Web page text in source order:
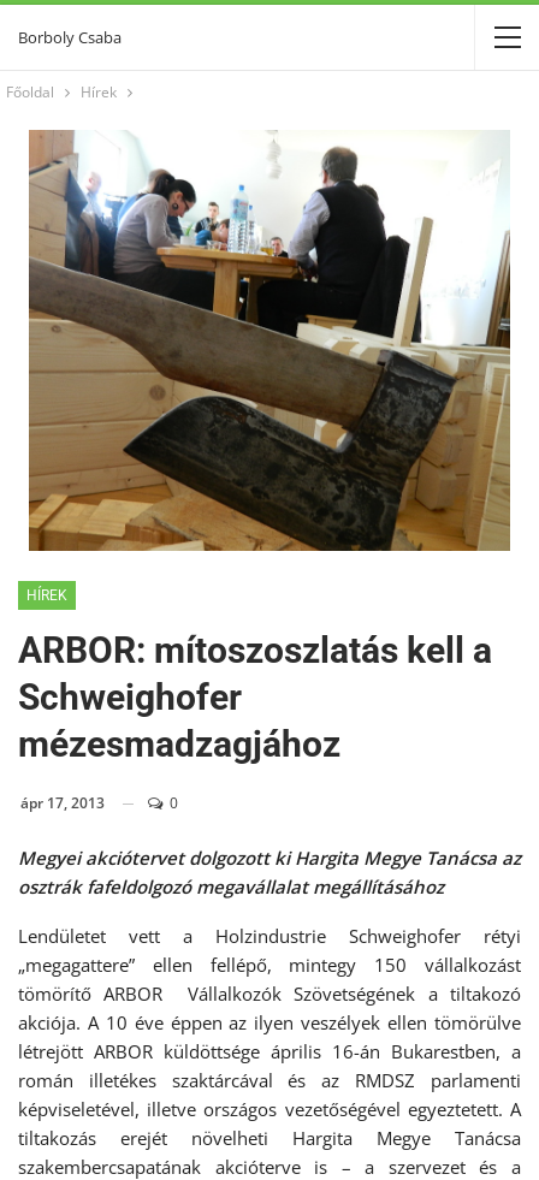
Borboly Csaba
Főoldal Hírek
HÍREK
ARBOR: mítoszoszlatás kell a
Schweighofer
mézesmadzagjához
ápr 17, 2013 0
Megyei akciótervet dolgozott ki Hargita Megye Tanácsa az
osztrák fafeldolgozó megavállalat megállításához
Lendületet vett a Holzindustrie Schweighofer rétyi
„megagattere” ellen fellépő, mintegy 150 vállalkozást
tömörítő ARBOR Vállalkozók Szövetségének a tiltakozó
akciója. A 10 éve éppen az ilyen veszélyek ellen tömörülve
létrejött ARBOR küldöttsége április 16-án Bukarestben, a
román illetékes szaktárcával és az RMDSZ parlamenti
képviseletével, illetve országos vezetőségével egyeztetett. A
tiltakozás erejét növelheti Hargita Megye Tanácsa
szakembercsapatának akcióterve is – a szervezet és a